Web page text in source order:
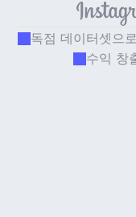
독점 데이터셋으
수익 창